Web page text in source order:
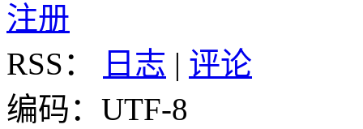
注册
RSS：
日志 | 评论
编码：UTF-8